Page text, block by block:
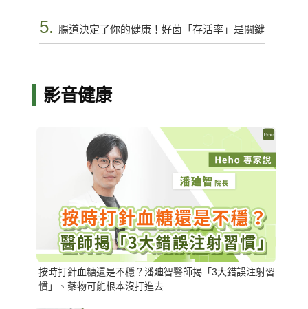
5. 腸道決定了你的健康！好菌「存活率」是關鍵
影音健康
按時打針血糖還是不穩？潘廸智醫師揭「3大錯誤注射習
慣」、藥物可能根本沒打進去